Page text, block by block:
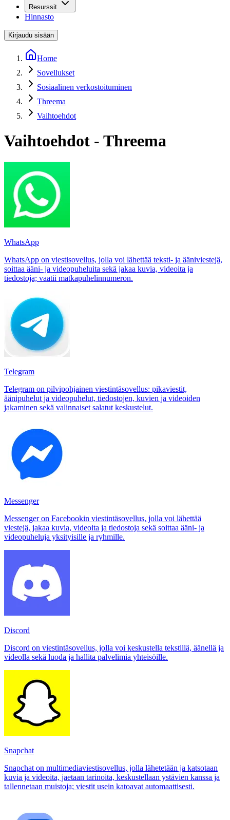
Resurssit
Hinnasto
Kirjaudu sisään
Home
Sovellukset
Sosiaalinen verkostoituminen
Threema
Vaihtoehdot
Vaihtoehdot - Threema
WhatsApp
WhatsApp on viestisovellus, jolla voi lähettää teksti- ja ääniviestejä,
soittaa ääni- ja videopuheluita sekä jakaa kuvia, videoita ja
tiedostoja; vaatii matkapuhelinnumeron.
Telegram
Telegram on pilvipohjainen viestintäsovellus: pikaviestit,
äänipuhelut ja videopuhelut, tiedostojen, kuvien ja videoiden
jakaminen sekä valinnaiset salatut keskustelut.
Messenger
Messenger on Facebookin viestintäsovellus, jolla voi lähettää
viestejä, jakaa kuvia, videoita ja tiedostoja sekä soittaa ääni- ja
videopuheluja yksityisille ja ryhmille.
Discord
Discord on viestintäsovellus, jolla voi keskustella tekstillä, äänellä ja
videolla sekä luoda ja hallita palvelimia yhteisöille.
Snapchat
Snapchat on multimediaviestisovellus, jolla lähetetään ja katsotaan
kuvia ja videoita, jaetaan tarinoita, keskustellaan ystävien kanssa ja
tallennetaan muistoja; viestit usein katoavat automaattisesti.